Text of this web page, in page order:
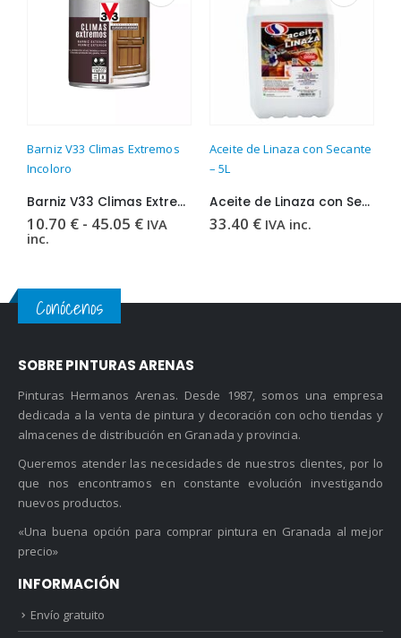
Barniz V33 Climas Extremos
Incoloro
Barniz V33 Climas Extremos Incoloro
10.70 € - 45.05 €Rango
45.05 €
IVA
inc.
Aceite de Linaza con Secante
– 5L
Aceite de Linaza con Secante – 5L
33.40 € IVA inc.
Conócenos
SOBRE PINTURAS ARENAS
Pinturas Hermanos Arenas. Desde 1987, somos una empresa
dedicada a la venta de pintura y decoración con ocho tiendas y
almacenes de distribución en Granada y provincia.
Queremos atender las necesidades de nuestros clientes, por lo
que nos encontramos en constante evolución investigando
nuevos productos.
«Una buena opción para comprar pintura en Granada al mejor
precio»
INFORMACIÓN
Envío gratuito